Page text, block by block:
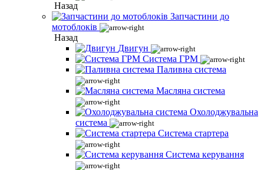
Назад
Запчастини до
мотоблоків
Назад
Двигун
Система ГРМ
Паливна система
Масляна система
Охолоджувальна
система
Система стартера
Система керування